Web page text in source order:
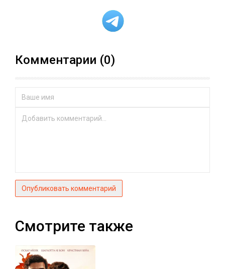
Комментарии (0)
Опубликовать комментарий
Смотрите также